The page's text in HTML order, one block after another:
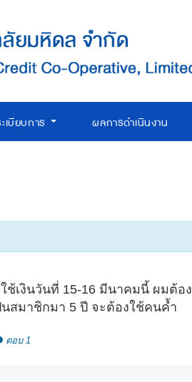
บียบการ ผลการดำเนินงาน
ช้เงินวันที่ 15-16 มีนาคมนี้ ผมต้อง
สมาชิกมา 5 ปี จะต้องใช้คนค้ำ
ตอบ 1